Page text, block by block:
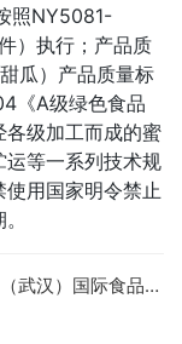
照NY5081-
）执行；产品质
瓜）产品质量标
《A级绿色食品
级加工而成的蜜
运等一系列技术规
用国家明令禁止
）国际食品交易会